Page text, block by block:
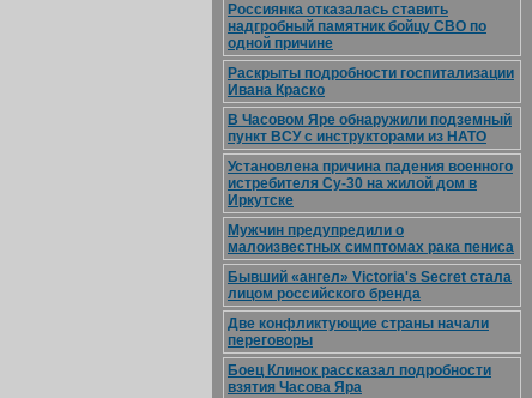
Россиянка отказалась ставить
надгробный памятник бойцу СВО по
одной причине
Раскрыты подробности госпитализации
Ивана Краско
В Часовом Яре обнаружили подземный
пункт ВСУ с инструкторами из НАТО
Установлена причина падения военного
истребителя Су-30 на жилой дом в
Иркутске
Мужчин предупредили о
малоизвестных симптомах рака пениса
Бывший «ангел» Victoria's Secret стала
лицом российского бренда
Две конфликтующие страны начали
переговоры
Боец Клинок рассказал подробности
взятия Часова Яра